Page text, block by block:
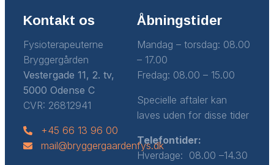
Åbningstider
Mandag – torsdag: 08.00
– 17.00
Fredag: 08.00 – 15.00
Specielle aftaler kan
laves uden for disse tider
Telefontider:
Hverdage: 08.00 –14.30
Kontakt os
Fysioterapeuterne
Bryggergården
Vestergade 11, 2. tv,
5000 Odense C
CVR: 26812941
+45 66 13 96 00
mail@bryggergaardenfys.dk